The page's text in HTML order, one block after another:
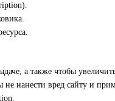
а также чтобы
нанести вред сайту и